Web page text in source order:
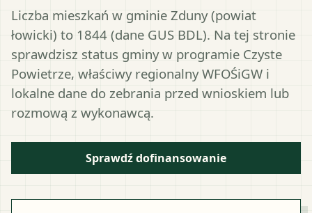
Liczba mieszkań w gminie Zduny (powiat
łowicki) to 1844 (dane GUS BDL). Na tej stronie
sprawdzisz status gminy w programie Czyste
Powietrze, właściwy regionalny WFOŚiGW i
lokalne dane do zebrania przed wnioskiem lub
rozmową z wykonawcą.
Sprawdź dofinansowanie